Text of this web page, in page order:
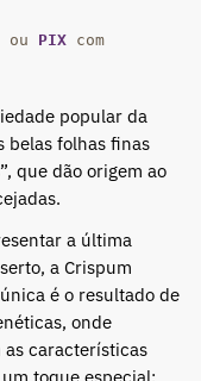
ou PIX com
popular da
belas folhas finas
que dão origem ao
a última
a Crispum
é o resultado de
onde
características